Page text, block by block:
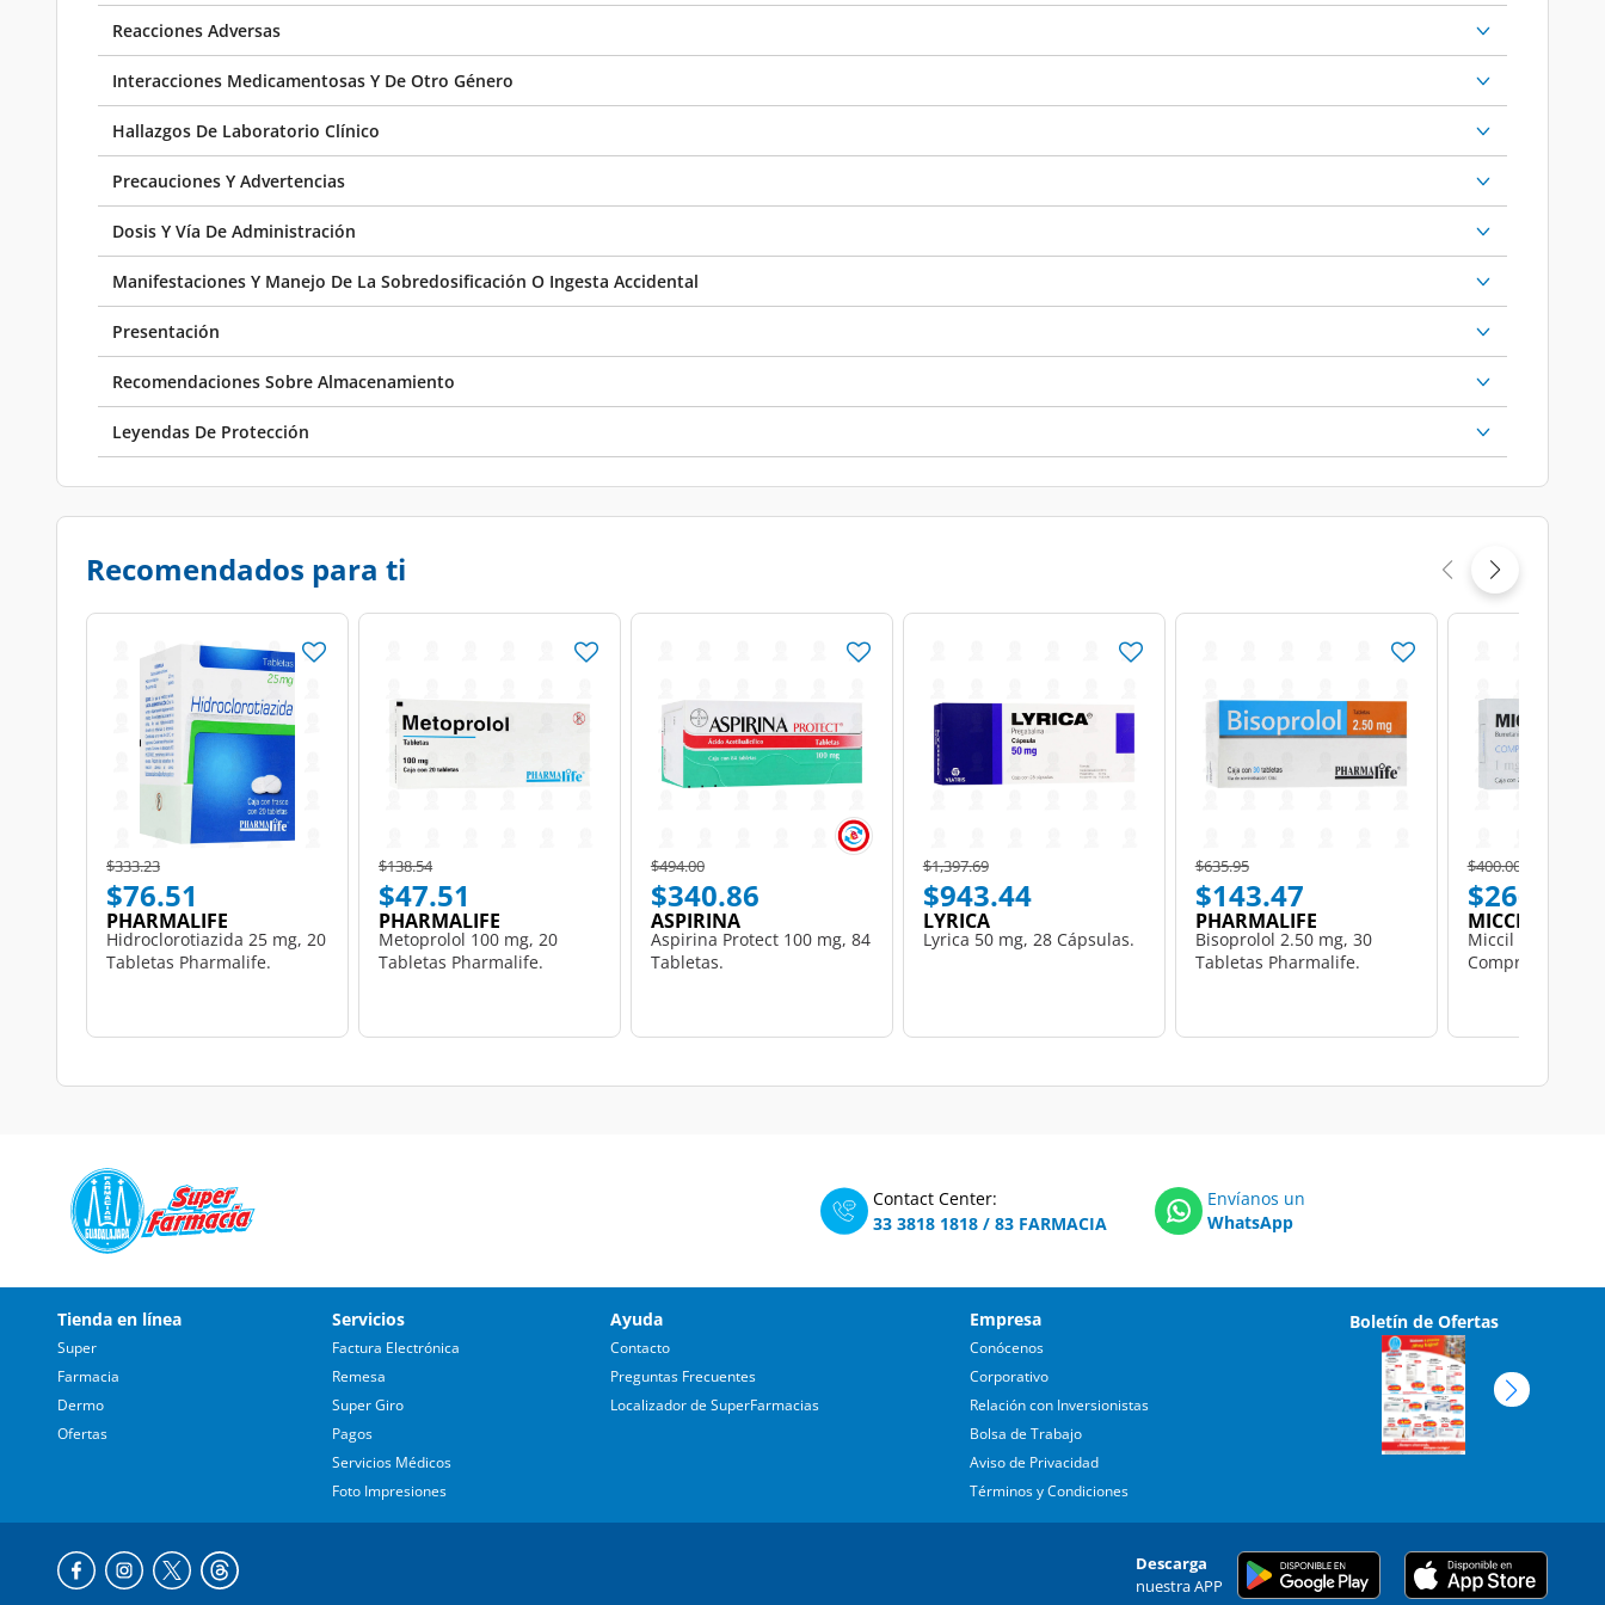
Reacciones Adversas
Interacciones Medicamentosas Y De Otro Género
Hallazgos De Laboratorio Clínico
Precauciones Y Advertencias
Dosis Y Vía De Administración
Manifestaciones Y Manejo De La Sobredosificación O Ingesta Accidental
Presentación
Recomendaciones Sobre Almacenamiento
Leyendas De Protección
Recomendados para ti
Price reduced from
$333.23to
$76.51
PHARMALIFE
Hidroclorotiazida 25 mg, 20
Tabletas Pharmalife.
Price reduced from
$138.54to
$47.51
PHARMALIFE
Metoprolol 100 mg, 20
Tabletas Pharmalife.
Price reduced from
$494.00to
$340.86
ASPIRINA
Aspirina Protect 100 mg, 84
Tabletas.
Price reduced from
$1,397.69to
$943.44
LYRICA
Lyrica 50 mg, 28 Cápsulas.
Price reduced from
$635.95to
$143.47
PHARMALIFE
Bisoprolol 2.50 mg, 30
Tabletas Pharmalife.
Price reduced from
$400.00
$266.00
MICCIL
Miccil 1 mg, 20
Comprimidos.
Contact Center:
33 3818 1818 / 83 FARMACIA
Envíanos un
WhatsApp
Tienda en línea
Super
Farmacia
Dermo
Ofertas
Servicios
Factura Electrónica
Remesa
Super Giro
Pagos
Servicios Médicos
Foto Impresiones
Ayuda
Contacto
Preguntas Frecuentes
Localizador de SuperFarmacias
Empresa
Conócenos
Corporativo
Relación con Inversionistas
Bolsa de Trabajo
Aviso de Privacidad
Términos y Condiciones
Boletín de Ofertas
Descarga
nuestra APP